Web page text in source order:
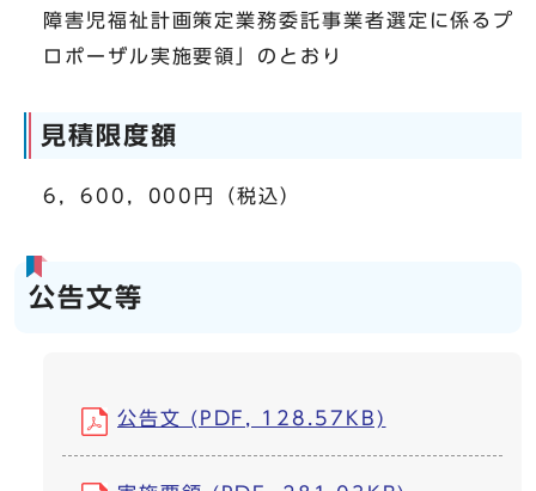
障害児福祉計画策定業務委託事業者選定に係るプ
ロポーザル実施要領」のとおり
見積限度額
6，600，000円（税込）
公告文等
公告文 (PDF, 128.57KB)